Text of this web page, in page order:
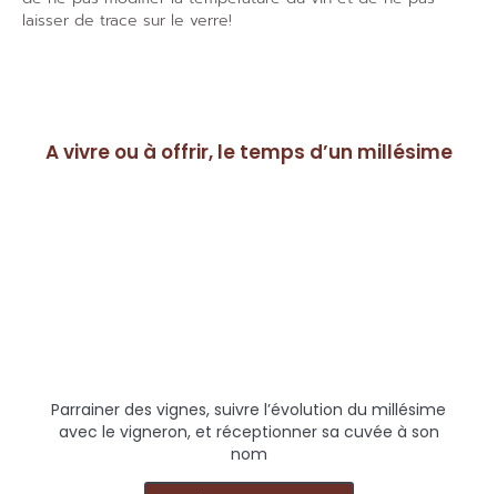
A vivre ou à offrir, le temps d’un millésime
Parrainer des vignes, suivre l’évolution du millésime
avec le vigneron, et réceptionner sa cuvée à son
nom
laisser de trace sur le verre!